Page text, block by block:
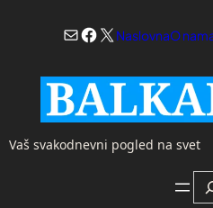
Mail
Facebook
X NaslovnaO
Vaš svakodnevni pogled na svet